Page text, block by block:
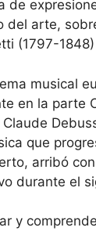
de
del arte,
(1797-
musical
en la parte
Claude
que
arribó
durante el
y